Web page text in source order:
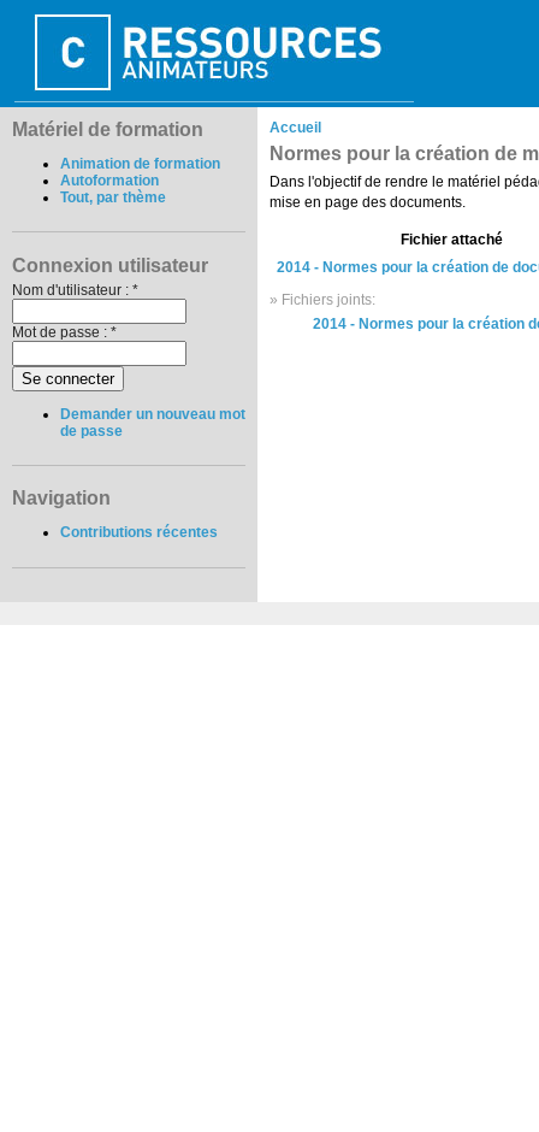
Matériel de formation
Animation de formation
Autoformation
Tout, par thème
Connexion utilisateur
Nom d'utilisateur : *
Mot de passe : *
Demander un nouveau mot
de passe
Navigation
Contributions récentes
Accueil
Normes pour la création de
Dans l'objectif de rendre le matériel
mise en page des documents.
Fichier attaché
2014 - Normes pour la création de
» Fichiers joints:
2014 - Normes pour la création